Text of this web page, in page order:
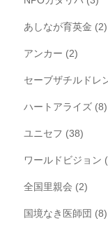
あしなが育英金 (2)
アンカー (2)
セーブザチルドレ
ハートアライズ (8)
ユニセフ (38)
ワールドビジョン
全国里親会 (2)
国境なき医師団 (8)